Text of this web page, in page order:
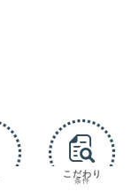
こだわり
条件